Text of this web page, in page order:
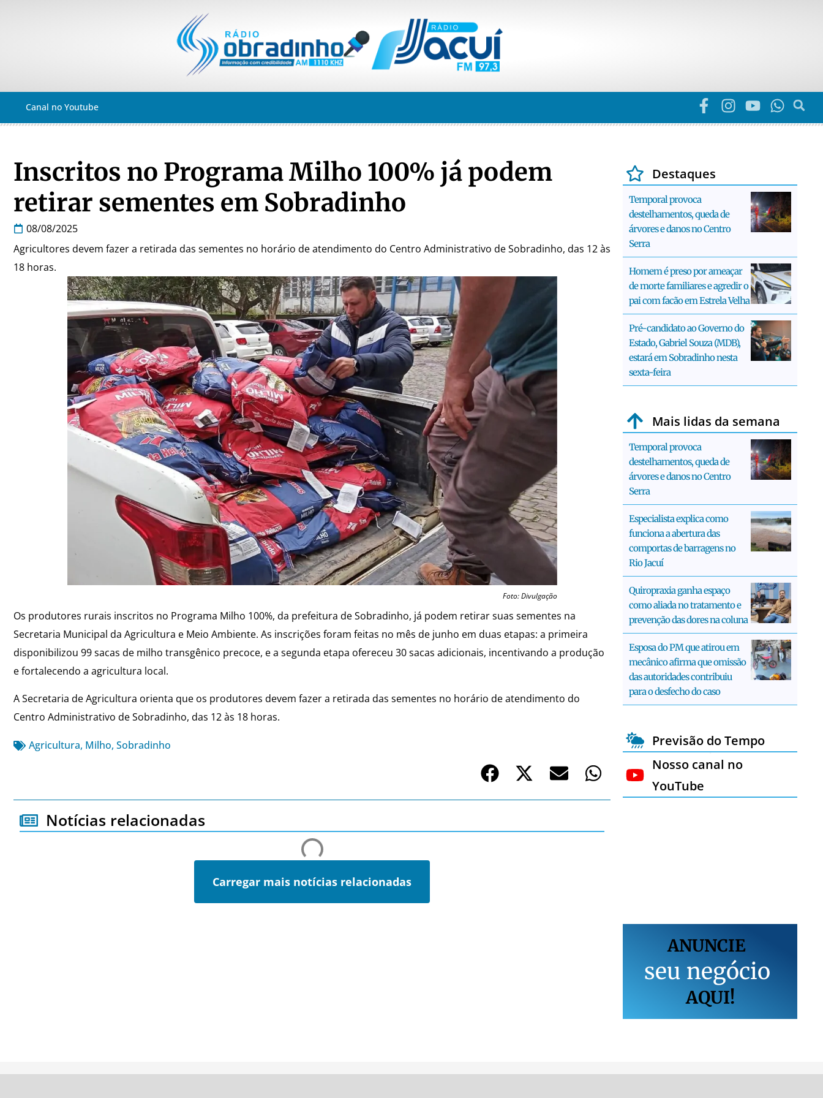
Canal no Youtube
Inscritos no Programa Milho 100% já podem
retirar sementes em Sobradinho
08/08/2025
Agricultores devem fazer a retirada das sementes no horário de atendimento do Centro Administrativo de Sobradinho, das 12 às
18 horas.
Foto: Divulgação
Os produtores rurais inscritos no Programa Milho 100%, da prefeitura de Sobradinho, já podem retirar suas sementes na
Secretaria Municipal da Agricultura e Meio Ambiente. As inscrições foram feitas no mês de junho em duas etapas: a primeira
disponibilizou 99 sacas de milho transgênico precoce, e a segunda etapa ofereceu 30 sacas adicionais, incentivando a produção
e fortalecendo a agricultura local.
A Secretaria de Agricultura orienta que os produtores devem fazer a retirada das sementes no horário de atendimento do
Centro Administrativo de Sobradinho, das 12 às 18 horas.
Agricultura, Milho, Sobradinho
Notícias relacionadas
Carregar mais notícias relacionadas
Destaques
Temporal provoca
destelhamentos, queda de
árvores e danos no Centro
Serra
Homem é preso por ameaçar
de morte familiares e agredir o
pai com facão em Estrela Velha
Pré-candidato ao Governo do
Estado, Gabriel Souza (MDB),
estará em Sobradinho nesta
sexta-feira
Mais lidas da semana
Temporal provoca
destelhamentos, queda de
árvores e danos no Centro
Serra
Especialista explica como
funciona a abertura das
comportas de barragens no
Rio Jacuí
Quiropraxia ganha espaço
como aliada no tratamento e
prevenção das dores na coluna
Esposa do PM que atirou em
mecânico afirma que omissão
das autoridades contribuiu
para o desfecho do caso
Previsão do Tempo
Nosso canal no
YouTube
ANUNCIE
seu negócio
AQUI!